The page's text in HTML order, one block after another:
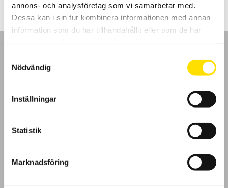
annons- och analysföretag som vi samarbetar med.
Dessa kan i sin tur kombinera informationen med annan
information som du har tillhandahållit eller som de har
Nödvändig
Inställningar
Statistik
Marknadsföring